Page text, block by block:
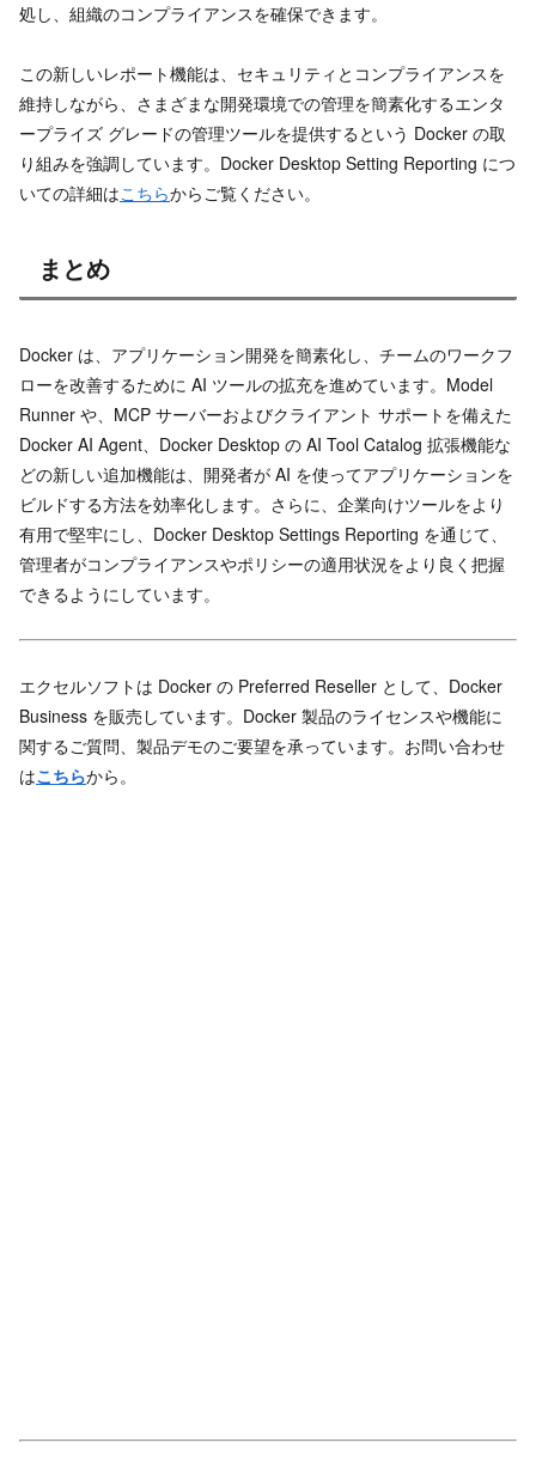
処し、組織のコンプライアンスを確保できます。
この新しいレポート機能は、セキュリティとコンプライアンスを
維持しながら、さまざまな開発環境での管理を簡素化するエンタ
ープライズ グレードの管理ツールを提供するという Docker の取
り組みを強調しています。Docker Desktop Setting Reporting につ
いての詳細はこちらからご覧ください。
まとめ
Docker は、アプリケーション開発を簡素化し、チームのワークフ
ローを改善するために AI ツールの拡充を進めています。Model
Runner や、MCP サーバーおよびクライアント サポートを備えた
Docker AI Agent、Docker Desktop の AI Tool Catalog 拡張機能な
どの新しい追加機能は、開発者が AI を使ってアプリケーションを
ビルドする方法を効率化します。さらに、企業向けツールをより
有用で堅牢にし、Docker Desktop Settings Reporting を通じて、
管理者がコンプライアンスやポリシーの適用状況をより良く把握
できるようにしています。
エクセルソフトは Docker の Preferred Reseller として、Docker
Business を販売しています。Docker 製品のライセンスや機能に
関するご質問、製品デモのご要望を承っています。お問い合わせ
はこちらから。